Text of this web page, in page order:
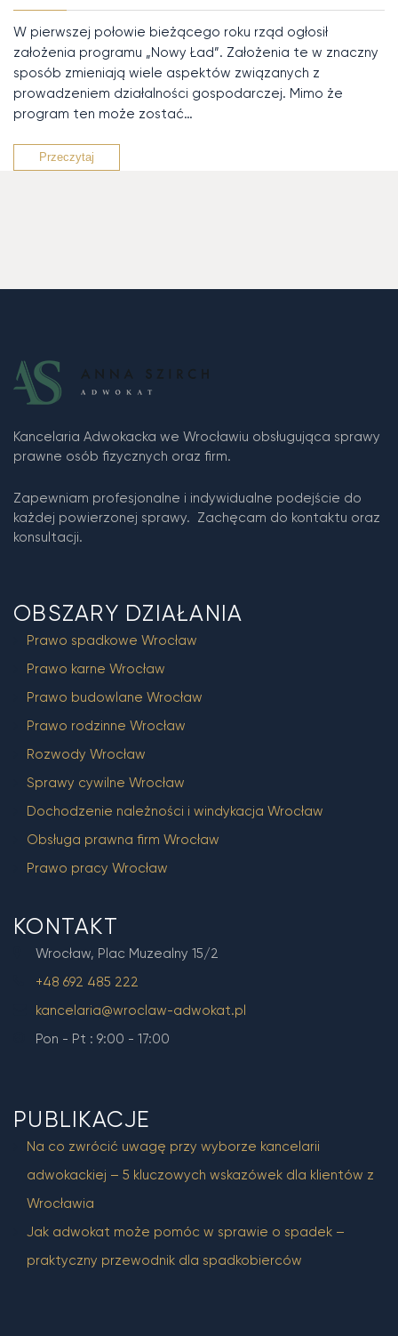
W pierwszej połowie bieżącego roku rząd ogłosił
założenia programu „Nowy Ład”. Założenia te w znaczny
sposób zmieniają wiele aspektów związanych z
prowadzeniem działalności gospodarczej. Mimo że
program ten może zostać…
Przeczytaj
Kancelaria Adwokacka we Wrocławiu obsługująca sprawy
prawne osób fizycznych oraz firm.
Zapewniam profesjonalne i indywidualne podejście do
każdej powierzonej sprawy. Zachęcam do kontaktu oraz
konsultacji.
OBSZARY DZIAŁANIA
Prawo spadkowe Wrocław
Prawo karne Wrocław
Prawo budowlane Wrocław
Prawo rodzinne Wrocław
Rozwody Wrocław
Sprawy cywilne Wrocław
Dochodzenie należności i windykacja Wrocław
Obsługa prawna firm Wrocław
Prawo pracy Wrocław
KONTAKT
Wrocław, Plac Muzealny 15/2
+48 692 485 222
kancelaria@wroclaw-adwokat.pl
Pon - Pt : 9:00 - 17:00
PUBLIKACJE
Na co zwrócić uwagę przy wyborze kancelarii
adwokackiej – 5 kluczowych wskazówek dla klientów z
Wrocławia
Jak adwokat może pomóc w sprawie o spadek –
praktyczny przewodnik dla spadkobierców